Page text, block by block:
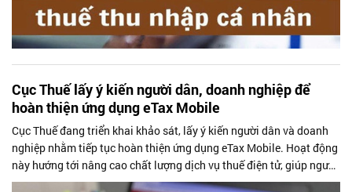
Cục Thuế lấy ý kiến người dân, doanh nghiệp để
hoàn thiện ứng dụng eTax Mobile
Cục Thuế đang triển khai khảo sát, lấy ý kiến người dân và doanh
nghiệp nhằm tiếp tục hoàn thiện ứng dụng eTax Mobile. Hoạt động
này hướng tới nâng cao chất lượng dịch vụ thuế điện tử, giúp người
nộp thuế thực hiện các thủ tục thuận tiện, minh bạch và hiệu quả